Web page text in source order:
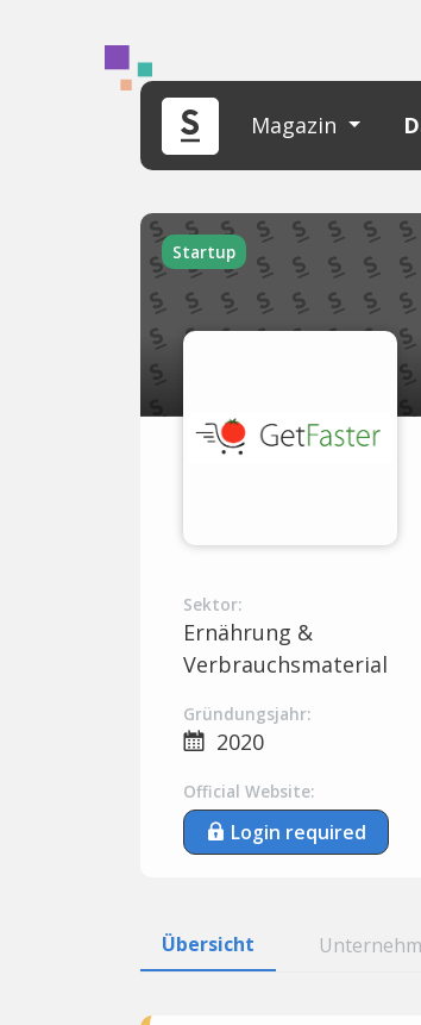
Magazin
Startup
Sektor:
Ernährung &
Verbrauchsmaterial
Gründungsjahr:
2020
Official Website:
Login required
Übersicht